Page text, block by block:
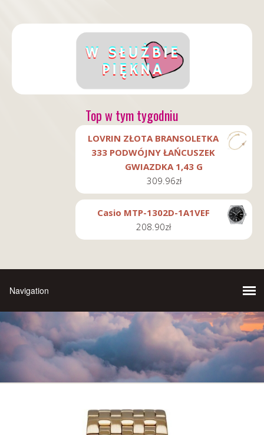
Top w tym tygodniu
LOVRIN ZŁOTA BRANSOLETKA
333 PODWÓJNY ŁAŃCUSZEK
GWIAZDKA 1,43 G
309.96zł
Casio MTP-1302D-1A1VEF
208.90zł